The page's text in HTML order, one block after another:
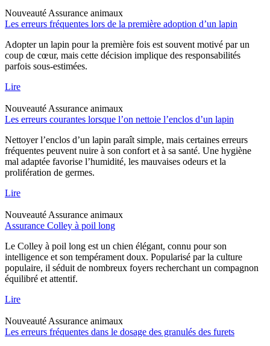
Nouveauté Assurance animaux
Les erreurs fréquentes lors de la première adoption d’un lapin
Adopter un lapin pour la première fois est souvent motivé par un
coup de cœur, mais cette décision implique des responsabilités
parfois sous-estimées.
Lire
Nouveauté Assurance animaux
Les erreurs courantes lorsque l’on nettoie l’enclos d’un lapin
Nettoyer l’enclos d’un lapin paraît simple, mais certaines erreurs
fréquentes peuvent nuire à son confort et à sa santé. Une hygiène
mal adaptée favorise l’humidité, les mauvaises odeurs et la
prolifération de germes.
Lire
Nouveauté Assurance animaux
Assurance Colley à poil long
Le Colley à poil long est un chien élégant, connu pour son
intelligence et son tempérament doux. Popularisé par la culture
populaire, il séduit de nombreux foyers recherchant un compagnon
équilibré et attentif.
Lire
Nouveauté Assurance animaux
Les erreurs fréquentes dans le dosage des granulés des furets